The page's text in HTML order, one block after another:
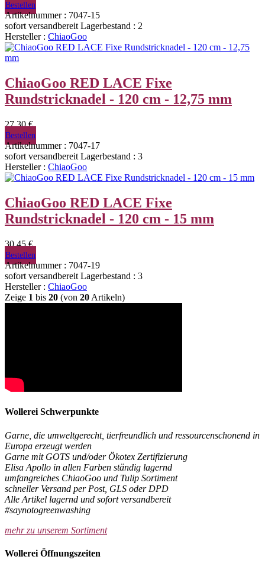
Bestellen
Artikelnummer : 7047-15
sofort versandbereitLagerbestand : 2
Hersteller : ChiaoGoo
ChiaoGoo RED LACE Fixe
Rundstricknadel - 120 cm - 12,75 mm
27,30 €
Bestellen
Artikelnummer : 7047-17
sofort versandbereit Lagerbestand : 3
Hersteller : ChiaoGoo
ChiaoGoo RED LACE Fixe
Rundstricknadel - 120 cm - 15 mm
30,45 €
Bestellen
Artikelnummer : 7047-19
sofort versandbereit Lagerbestand : 3
Hersteller : ChiaoGoo
Zeige 1 bis 20 (von 20 Artikeln)
Wollerei Schwerpunkte
Garne, die umweltgerecht, tierfreundlich und ressourcenschonend in
Europa erzeugt werden
Garne mit GOTS und/oder Ökotex Zertifizierung
Elisa Apollo in allen Farben ständig lagernd
umfangreiches ChiaoGoo und Tulip Sortiment
schneller Versand per Post, GLS oder DPD
Alle Artikel lagernd und sofort versandbereit
#saynotogreenwashing
mehr zu unserem Sortiment
Wollerei Öffnungszeiten